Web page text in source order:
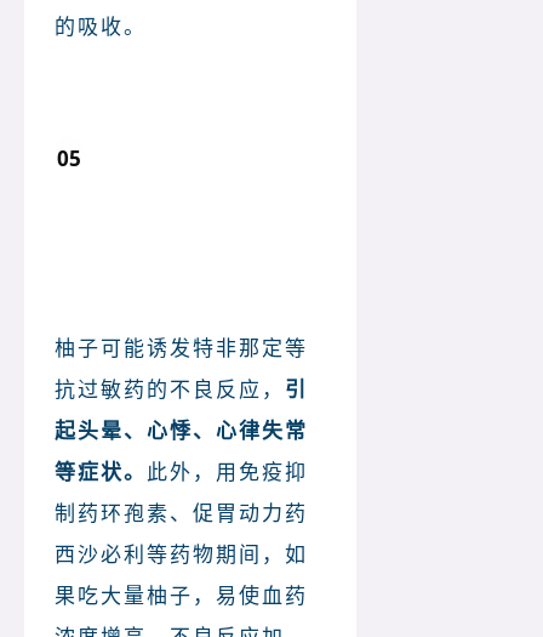
的吸收。
05
柚子可能诱发特非那定等
抗过敏药的不良反应， 引
起头晕、心悸、心律失常
等症状。 此外，用免疫抑
制药环孢素、促胃动力药
西沙必利等药物期间，如
果吃大量柚子，易使血药